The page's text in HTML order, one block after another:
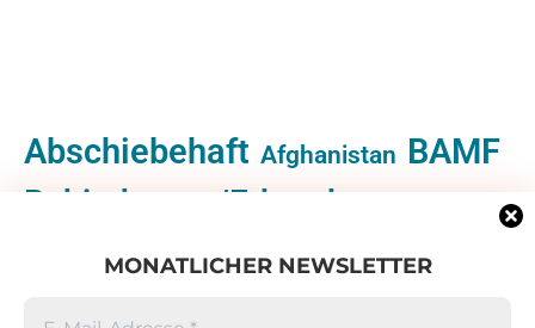
MONATLICHER NEWSLETTER
Abschiebehaft Afghanistan BAMF
Behinderung/Erkrankung
Bundespolizei Dublin